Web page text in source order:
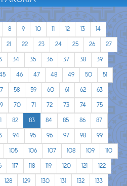
8 9 10 11 12 13
14
21 22 23 24 25 26
27
34 35 36 37 38
39
46 47 48 49 50
51
58 59 60 61 62
63
70 71 72 73 74
75
82 83 84 85 86
87
94 95 96 97 98
99
105 106 107 108 109
110
117 118 119 120 121
122
128 129 130 131 132
133